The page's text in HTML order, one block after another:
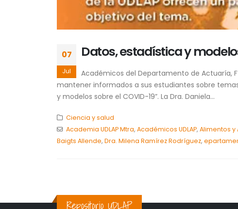
07
Jul
Datos, estadística y
Académicos del Departamento de Actuaría,
mantener informados a sus estudiantes sobre
y modelos sobre el COVID-19”. La Dra. Daniela...
Ciencia y salud
Academia UDLAP Mtra, Académicos UDLAP, Alimentos y
Baigts Allende, Dra. Milena Ramírez Rodríguez,
Repositorio UDLAP